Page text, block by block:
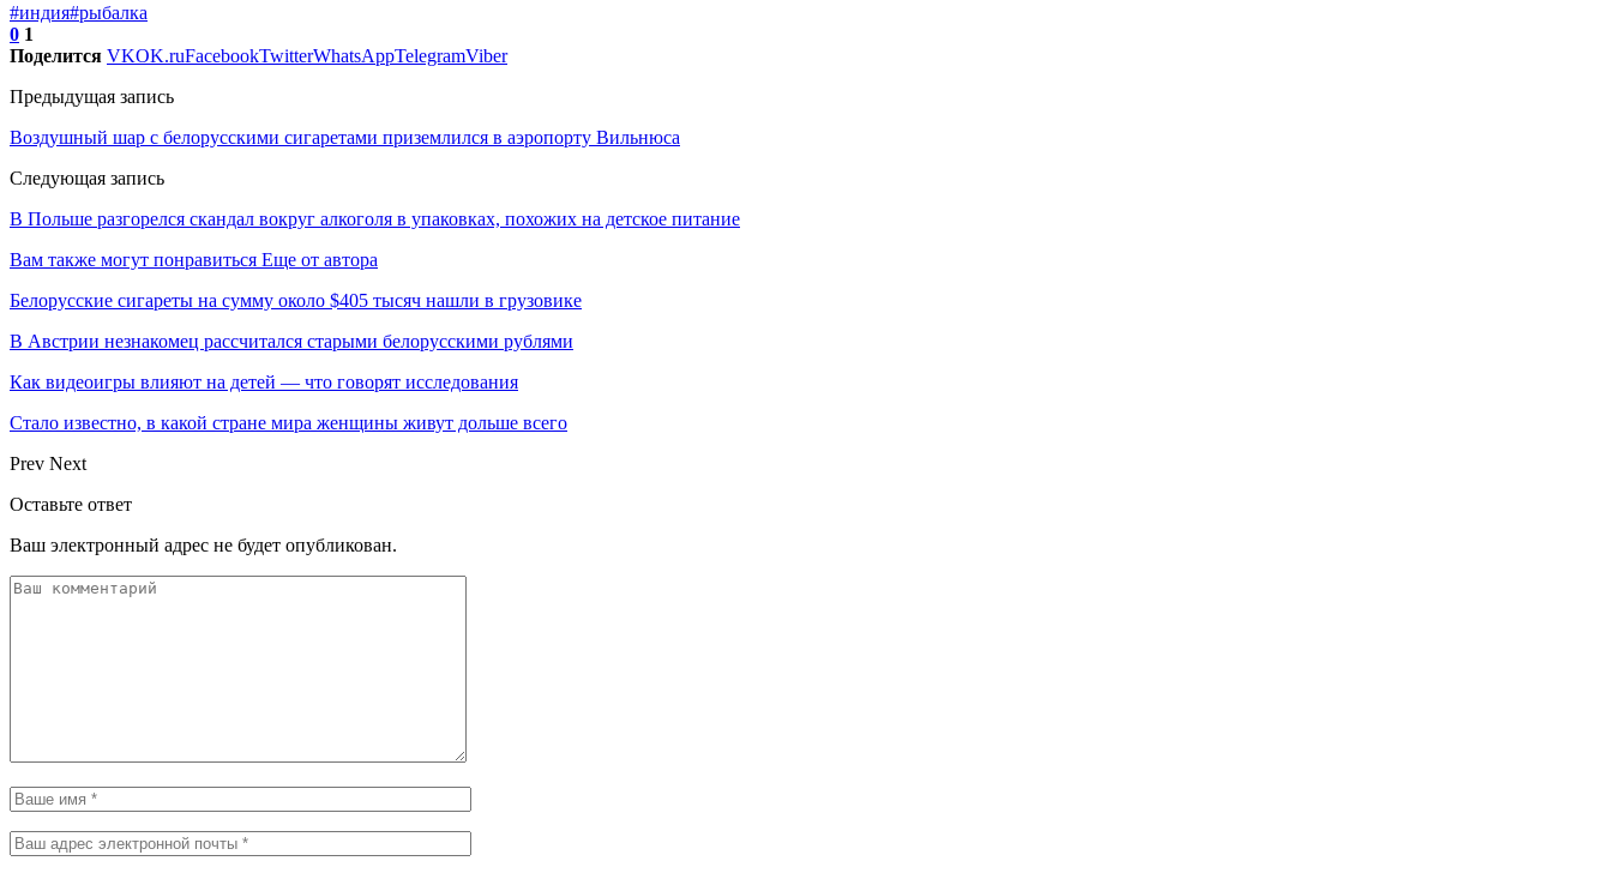
#индия#рыбалка
0 1
Поделится VKOK.ruFacebookTwitterWhatsAppTelegramViber
Предыдущая запись
Воздушный шар с белорусскими сигаретами приземлился в аэропорту Вильнюса
Следующая запись
В Польше разгорелся скандал вокруг алкоголя в упаковках, похожих на детское питание
Вам также могут понравиться Еще от автора
Белорусские сигареты на сумму около $405 тысяч нашли в грузовике
В Австрии незнакомец рассчитался старыми белорусскими рублями
Как видеоигры влияют на детей — что говорят исследования
Стало известно, в какой стране мира женщины живут дольше всего
Prev Next
Оставьте ответ
Ваш электронный адрес не будет опубликован.